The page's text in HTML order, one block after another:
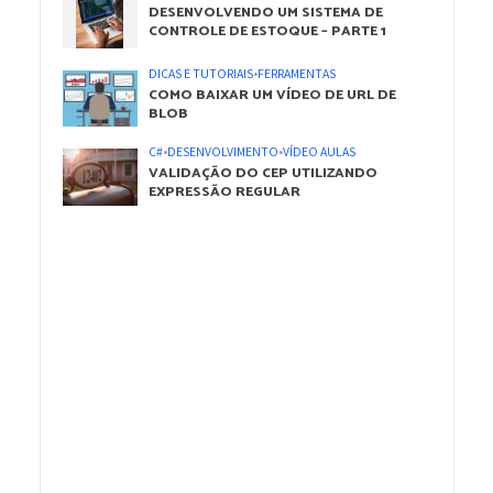
DESENVOLVENDO UM SISTEMA DE
CONTROLE DE ESTOQUE – PARTE 1
DICAS E TUTORIAIS•FERRAMENTAS
COMO BAIXAR UM VÍDEO DE URL DE
BLOB
C#•DESENVOLVIMENTO•VÍDEO AULAS
VALIDAÇÃO DO CEP UTILIZANDO
EXPRESSÃO REGULAR